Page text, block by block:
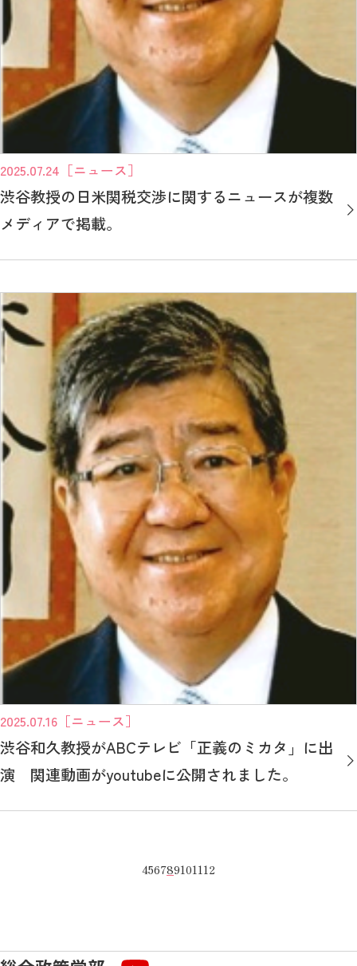
2025.07.24 ［ニュース］
渋谷教授の日米関税交渉に関するニュースが複数
メディアで掲載。
2025.07.16 ［ニュース］
渋谷和久教授がABCテレビ「正義のミカタ」に出
演 関連動画がyoutubeに公開されました。
456789101112